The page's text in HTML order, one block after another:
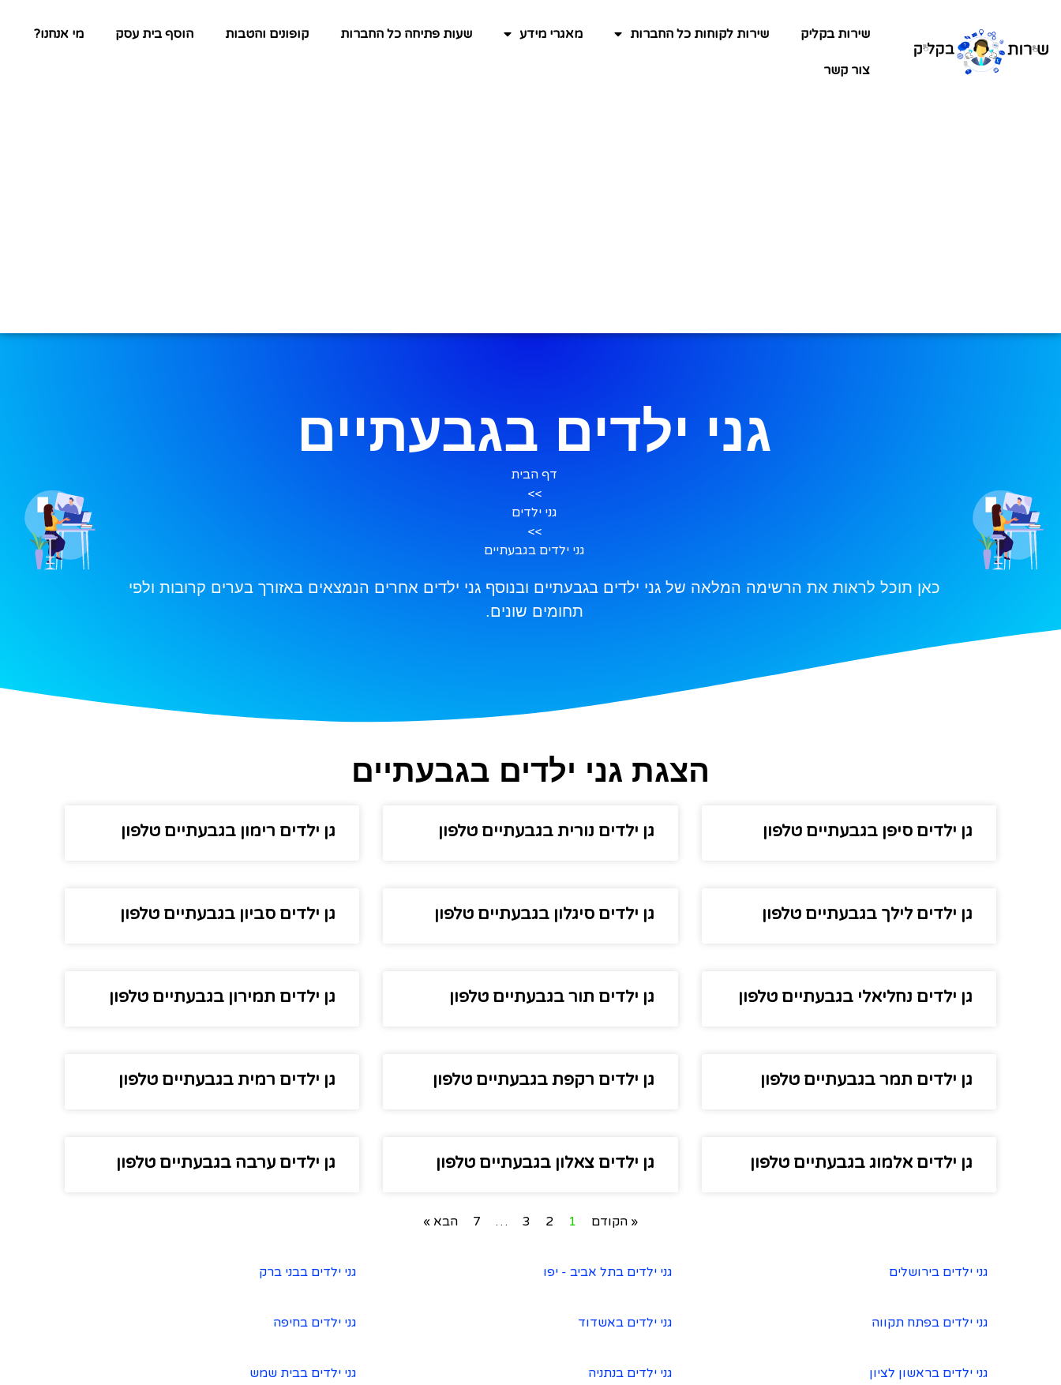
שירות בקליק שירות לקוחות כל החברות מאגרי מידע שעות פתיחה כל החברות קופונים והטבות הוסף בית עסק מי אנחנו?
צור קשר
גני ילדים בגבעתיים
דף הבית
>>
גני ילדים
>>
גני ילדים בגבעתיים
כאן תוכל לראות את הרשימה המלאה של גני ילדים בגבעתיים ובנוסף גני ילדים אחרים הנמצאים באזורך בערים קרובות ולפי
תחומים שונים.
הצגת גני ילדים בגבעתיים
גן ילדים סיפן בגבעתיים טלפון גן ילדים נורית בגבעתיים טלפון גן ילדים רימון בגבעתיים טלפון
גן ילדים לילך בגבעתיים טלפון גן ילדים סיגלון בגבעתיים טלפון גן ילדים סביון בגבעתיים טלפון
גן ילדים נחליאלי בגבעתיים טלפון גן ילדים תור בגבעתיים טלפון גן ילדים תמירון בגבעתיים טלפון
גן ילדים תמר בגבעתיים טלפון גן ילדים רקפת בגבעתיים טלפון גן ילדים רמית בגבעתיים טלפון
גן ילדים אלמוג בגבעתיים טלפון גן ילדים צאלון בגבעתיים טלפון גן ילדים ערבה בגבעתיים טלפון
« הקודם 1
2
3
…
7 הבא »
גני ילדים בירושלים גני ילדים בתל אביב - יפו גני ילדים בבני ברק
גני ילדים בפתח תקווה גני ילדים באשדוד גני ילדים בחיפה
גני ילדים בראשון לציון גני ילדים בנתניה גני ילדים בבית שמש